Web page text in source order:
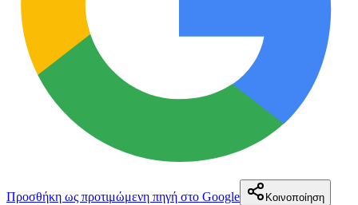
Προσθήκη ως προτιμώμενη πηγή στο Google Κοινοποίηση